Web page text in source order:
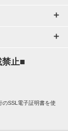
止■
のSSL電子証明書を使